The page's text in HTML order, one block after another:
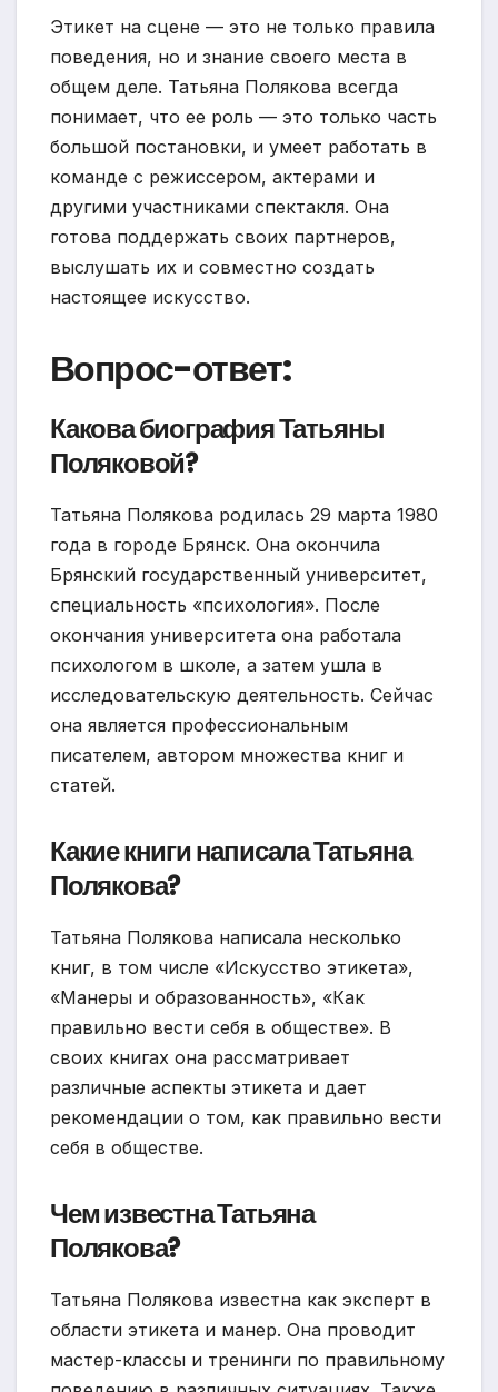
Этикет на сцене — это не только правила
поведения, но и знание своего места в
общем деле. Татьяна Полякова всегда
понимает, что ее роль — это только часть
большой постановки, и умеет работать в
команде с режиссером, актерами и
другими участниками спектакля. Она
готова поддержать своих партнеров,
выслушать их и совместно создать
настоящее искусство.
Вопрос-ответ:
Какова биография Татьяны
Поляковой?
Татьяна Полякова родилась 29 марта 1980
года в городе Брянск. Она окончила
Брянский государственный университет,
специальность «психология». После
окончания университета она работала
психологом в школе, а затем ушла в
исследовательскую деятельность. Сейчас
она является профессиональным
писателем, автором множества книг и
статей.
Какие книги написала Татьяна
Полякова?
Татьяна Полякова написала несколько
книг, в том числе «Искусство этикета»,
«Манеры и образованность», «Как
правильно вести себя в обществе». В
своих книгах она рассматривает
различные аспекты этикета и дает
рекомендации о том, как правильно вести
себя в обществе.
Чем известна Татьяна
Полякова?
Татьяна Полякова известна как эксперт в
области этикета и манер. Она проводит
мастер-классы и тренинги по правильному